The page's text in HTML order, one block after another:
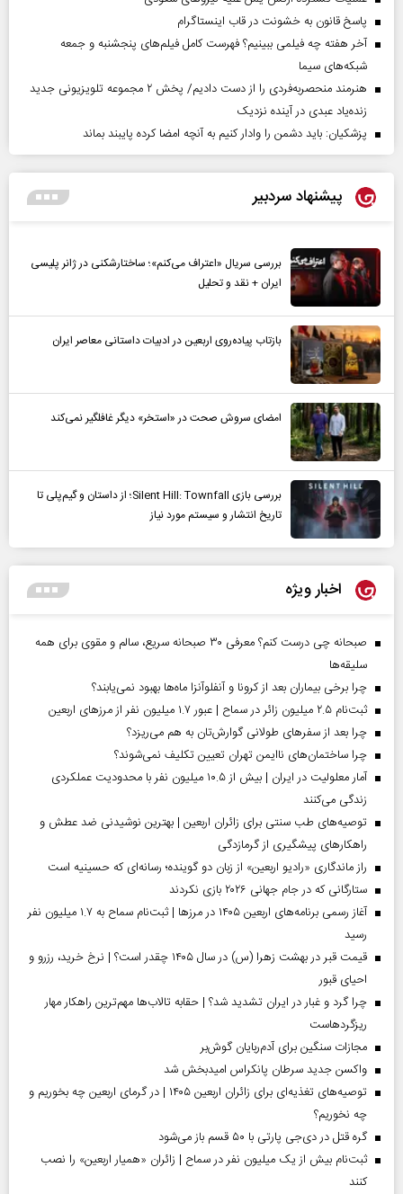
پاسخ قانون به خشونت در قاب اینستاگرام
آخر هفته چه فیلمی ببینیم؟ فهرست کامل فیلم‌های پنجشنبه و جمعه
شبکه‌های سیما
هنرمند منحصر‌به‌فردی را از دست دادیم/ پخش ۲ مجموعه تلویزیونی جدید
زنده‌یاد عبدی در آینده نزدیک
پزشکیان: باید دشمن را وادار کنیم به آنچه امضا کرده پایبند بماند
پیشنهاد سردبیر
بررسی سریال «اعتراف می‌کنم»؛ ساختارشکنی در ژانر پلیسی
ایران + نقد و تحلیل
بازتاب پیاده‌روی اربعین در ادبیات داستانی معاصر ایران
امضای سروش صحت در «استخر» دیگر غافلگیر نمی‌کند
بررسی بازی Silent Hill: Townfall؛ از داستان و گیم‌پلی تا
تاریخ انتشار و سیستم مورد نیاز
اخبار ویژه
صبحانه چی درست کنم؟ معرفی ۳۰ صبحانه سریع، سالم و مقوی برای همه
سلیقه‌ها
چرا برخی بیماران بعد از کرونا و آنفلوآنزا ماه‌ها بهبود نمی‌یابند؟
ثبت‌نام ۲.۵ میلیون زائر در سماح | عبور ۱.۷ میلیون نفر از مرز‌های اربعین
چرا بعد از سفرهای طولانی گوارش‌تان به هم می‌ریزد؟
چرا ساختمان‌های ناایمن تهران تعیین تکلیف نمی‌شوند؟
آمار معلولیت در ایران | بیش از ۱۰.۵ میلیون نفر با محدودیت عملکردی
زندگی می‌کنند
توصیه‌های طب سنتی برای زائران اربعین | بهترین نوشیدنی ضد عطش و
راهکارهای پیشگیری از گرمازدگی
راز ماندگاری «رادیو اربعین» از زبان دو گوینده؛ رسانه‌ای که حسینیه است
ستارگانی که در جام جهانی ۲۰۲۶ بازی نکردند
آغاز رسمی برنامه‌های اربعین ۱۴۰۵ در مرز‌ها | ثبت‌نام سماح به ۱.۷ میلیون نفر
رسید
قیمت قبر در بهشت زهرا (س) در سال ۱۴۰۵ چقدر است؟ | نرخ خرید، رزرو و
احیای قبور
چرا گرد و غبار در ایران تشدید شد؟ | حقابه تالاب‌ها مهم‌ترین راهکار مهار
ریزگردهاست
مجازات سنگین برای آدم‌ربایان گوش‌بر
واکسن جدید سرطان پانکراس امیدبخش شد
توصیه‌های تغذیه‌ای برای زائران اربعین ۱۴۰۵ | در گرمای اربعین چه بخوریم و
چه نخوریم؟
گره قتل در دی‌جی پارتی با ۵۰ قسم باز می‌شود
ثبت‌نام بیش از یک میلیون نفر در سماح | زائران «همیار اربعین» را نصب
کنند